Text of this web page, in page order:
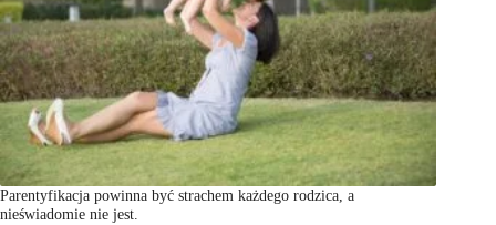
Parentyfikacja powinna być strachem każdego rodzica, a
nieświadomie nie jest.